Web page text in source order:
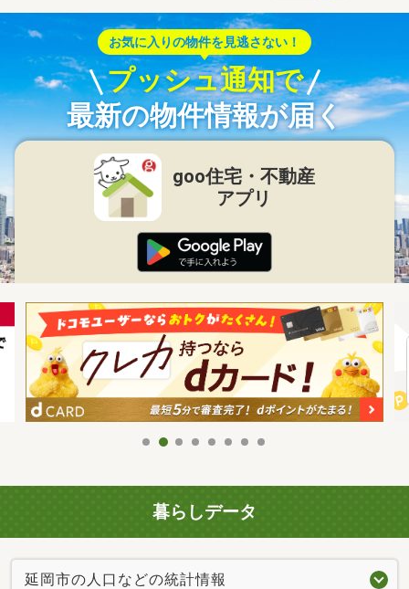
お気に入りの物件を見逃さない！
プッシュ通知で
最新の物件情報が届く
goo住宅・不動産
アプリ
暮らしデータ
延岡市の人口などの統計情報